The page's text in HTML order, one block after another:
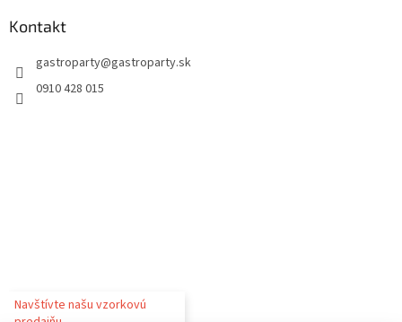
Kontakt
gastroparty@gastroparty.sk
0910 428 015
Navštívte našu vzorkovú